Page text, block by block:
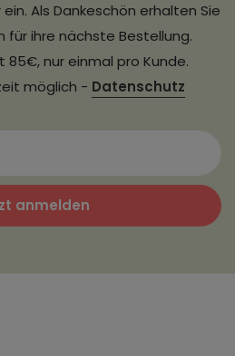
Als Dankeschön erhalten Sie
für ihre nächste Bestellung.
nur einmal pro Kunde.
möglich - Datenschutz
anmelden